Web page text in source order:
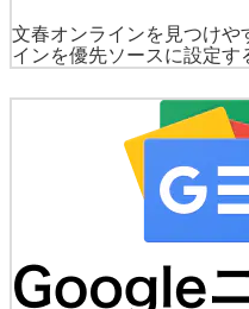
文春オンラインを見つけや
インを優先ソースに設定す